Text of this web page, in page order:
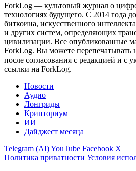
ForkLog — культовый журнал о
технологиях будущего. С 2014 года
биткоина, искусственного
и других систем, определяющих
цивилизации. Все опубликованные
ForkLog. Вы можете перепечатывать
после согласования с редакцией и с
ссылки на ForkLog.
Новости
Аудио
Лонгриды
Крипториум
ИИ
Дайджест месяца
Telegram (AI)YouTube Facebook X
Политика приватности Условия